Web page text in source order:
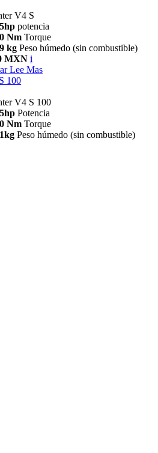
V4 S
potencia
Nm Torque
kg Peso húmedo (sin combustible)
MXN i
Lee Mas
100
V4 S 100
Potencia
Nm Torque
Peso húmedo (sin combustible)